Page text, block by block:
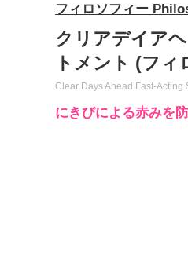
フィロソフィー
クリアデイア
トメント (フィ
Clear Days Ahead Fast-Acting
にきびによる赤みを